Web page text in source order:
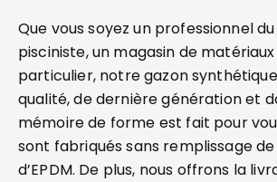
Que vous soyez un professionnel
pisciniste, un magasin de matériaux
particulier, notre gazon
qualité, de dernière génération et
mémoire de forme est fait pour
sont fabriqués sans remplissage de
d’EPDM. De plus, nous offrons la